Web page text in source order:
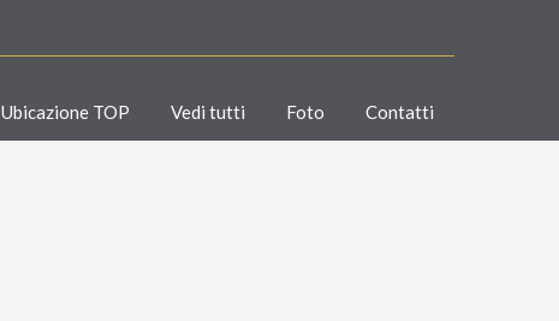
Ubicazione TOP Vedi tutti Foto Contatti